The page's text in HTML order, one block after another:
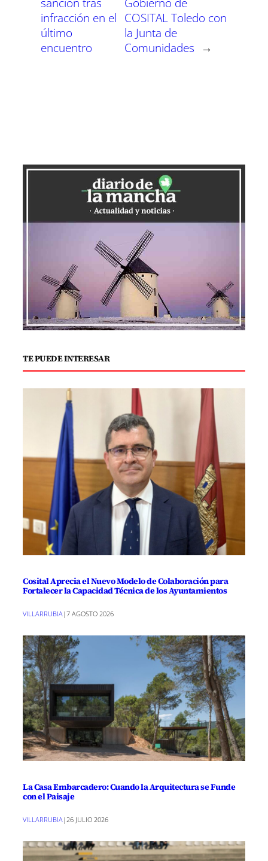
infracción en el
último
encuentro
COSITAL Toledo con
la Junta de
Comunidades →
TE PUEDE INTERESAR
Cosital Aprecia el Nuevo Modelo de Colaboración para
Fortalecer la Capacidad Técnica de los Ayuntamientos
VILLARRUBIA |7 AGOSTO 2026
La Casa Embarcadero: Cuando la Arquitectura se Funde
con el Paisaje
VILLARRUBIA | 26 JULIO 2026